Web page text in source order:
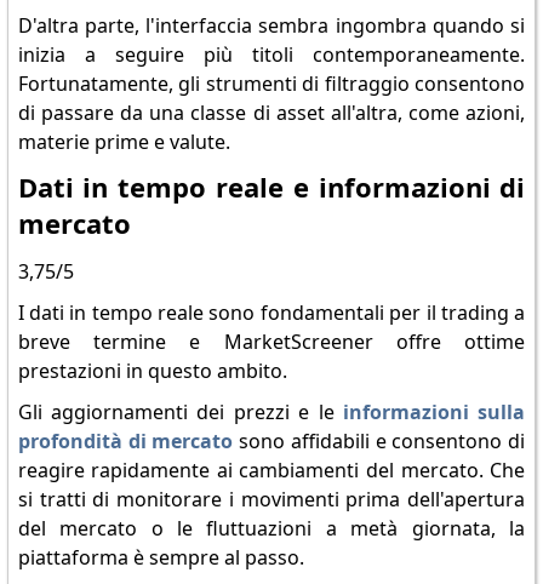
D'altra parte, l'interfaccia sembra ingombra quando si
inizia a seguire più titoli contemporaneamente.
Fortunatamente, gli strumenti di filtraggio consentono
di passare da una classe di asset all'altra, come azioni,
materie prime e valute.
Dati in tempo reale e informazioni di
mercato
3,75/5
I dati in tempo reale sono fondamentali per il trading a
breve termine e MarketScreener offre ottime
prestazioni in questo ambito.
Gli aggiornamenti dei prezzi e le informazioni sulla
profondità di mercato sono affidabili e consentono di
reagire rapidamente ai cambiamenti del mercato. Che
si tratti di monitorare i movimenti prima dell'apertura
del mercato o le fluttuazioni a metà giornata, la
piattaforma è sempre al passo.